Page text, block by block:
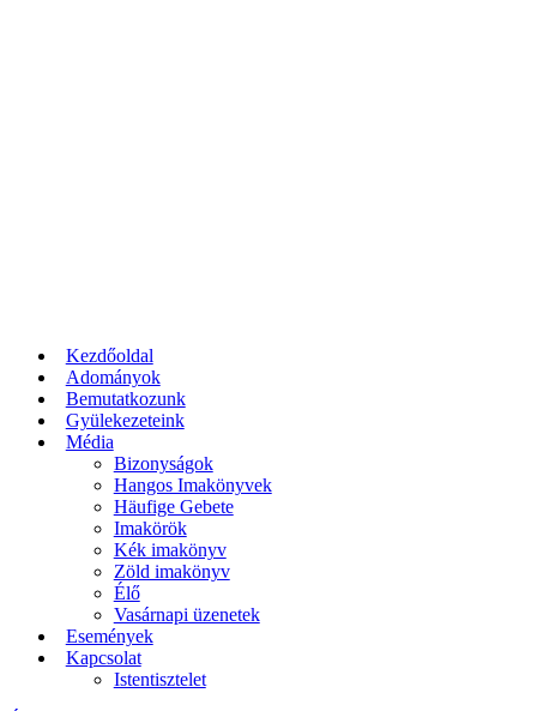
Kezdőoldal
Adományok
Bemutatkozunk
Gyülekezeteink
Média
Bizonyságok
Hangos Imakönyvek
Häufige Gebete
Imakörök
Kék imakönyv
Zöld imakönyv
Élő
Vasárnapi üzenetek
Események
Kapcsolat
Istentisztelet